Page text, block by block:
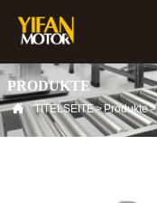
PRODUKTE
 TITELSEITE>Produkte>